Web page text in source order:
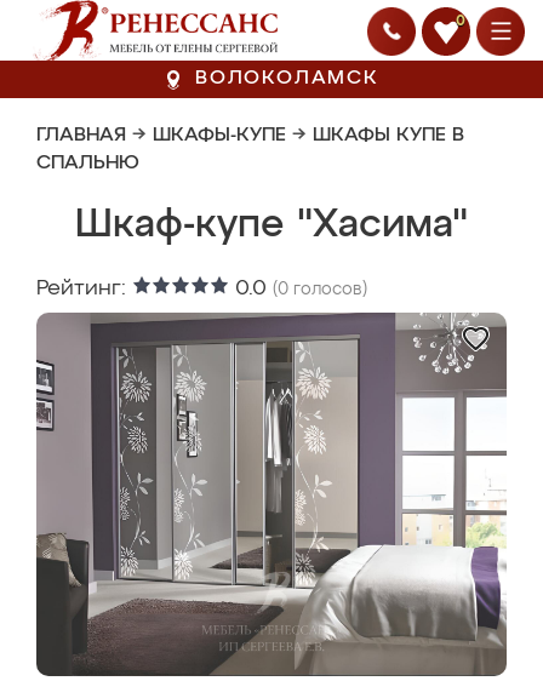
0
ВОЛОКОЛАМСК
ГЛАВНАЯ → ШКАФЫ-КУПЕ → ШКАФЫ КУПЕ В
СПАЛЬНЮ
Шкаф-купе "Хасима"
Рейтинг: 0.0 (0 голосов)